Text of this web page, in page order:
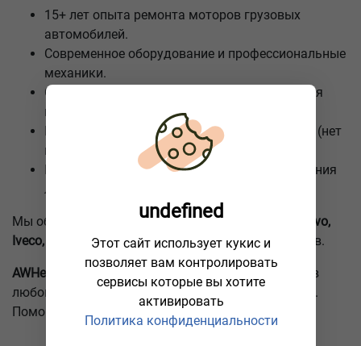
15+ лет опыта ремонта моторов грузовых
автомобилей.
Современное оборудование и профессиональные
механики.
Собственный склад запчастей - без ожидания
поставок.
Цены на 30% ниже, чем в дилерских центрах (нет
наценок).
Качественное восстановление без навязывания
лишних услуг.
Мы обслуживаем:
MAN, Scania, Mercedes-Benz, Volvo,
Iveco, Renault, Ford, DAF и другие марки грузовиков.
AWHelp24
- надежная помощь вашему грузовику в
любой точке Европы. Звоните:
.
Помощь ближе, чем вы думаете!
undefined
Этот сайт использует кукис и
позволяет вам контролировать
сервисы которые вы хотите
активировать
Политика конфиденциальности